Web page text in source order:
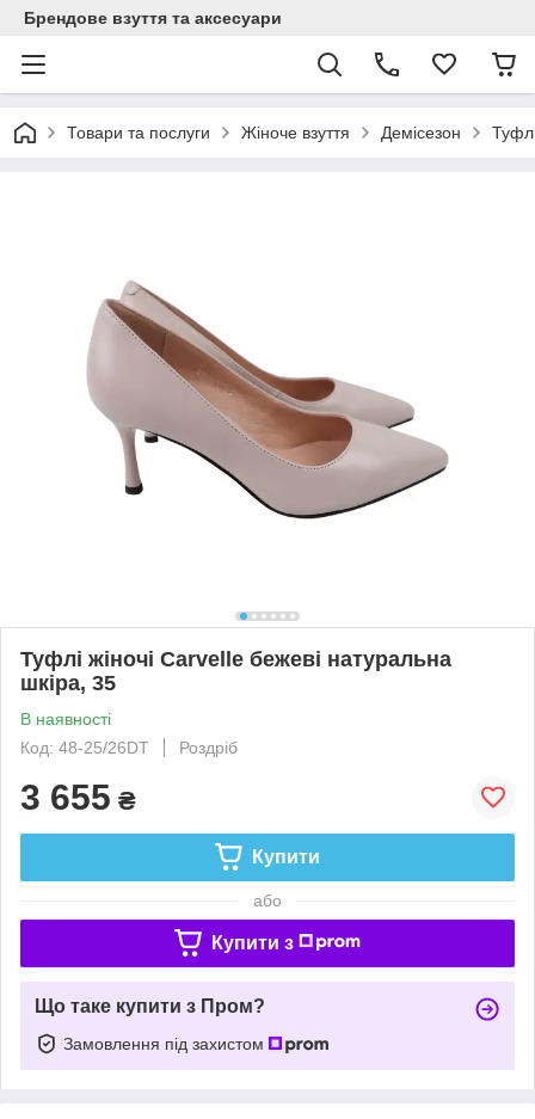
Брендове взуття та аксесуари
Товари та послуги Жіноче взуття Демісезон
Туфлі жіночі Carvelle бежеві натуральна
шкіра, 35
В наявності
Код: 48-25/26DT
Роздріб
3 655 ₴
Купити
або
Купити з
Що таке купити з Пром?
Замовлення під захистом